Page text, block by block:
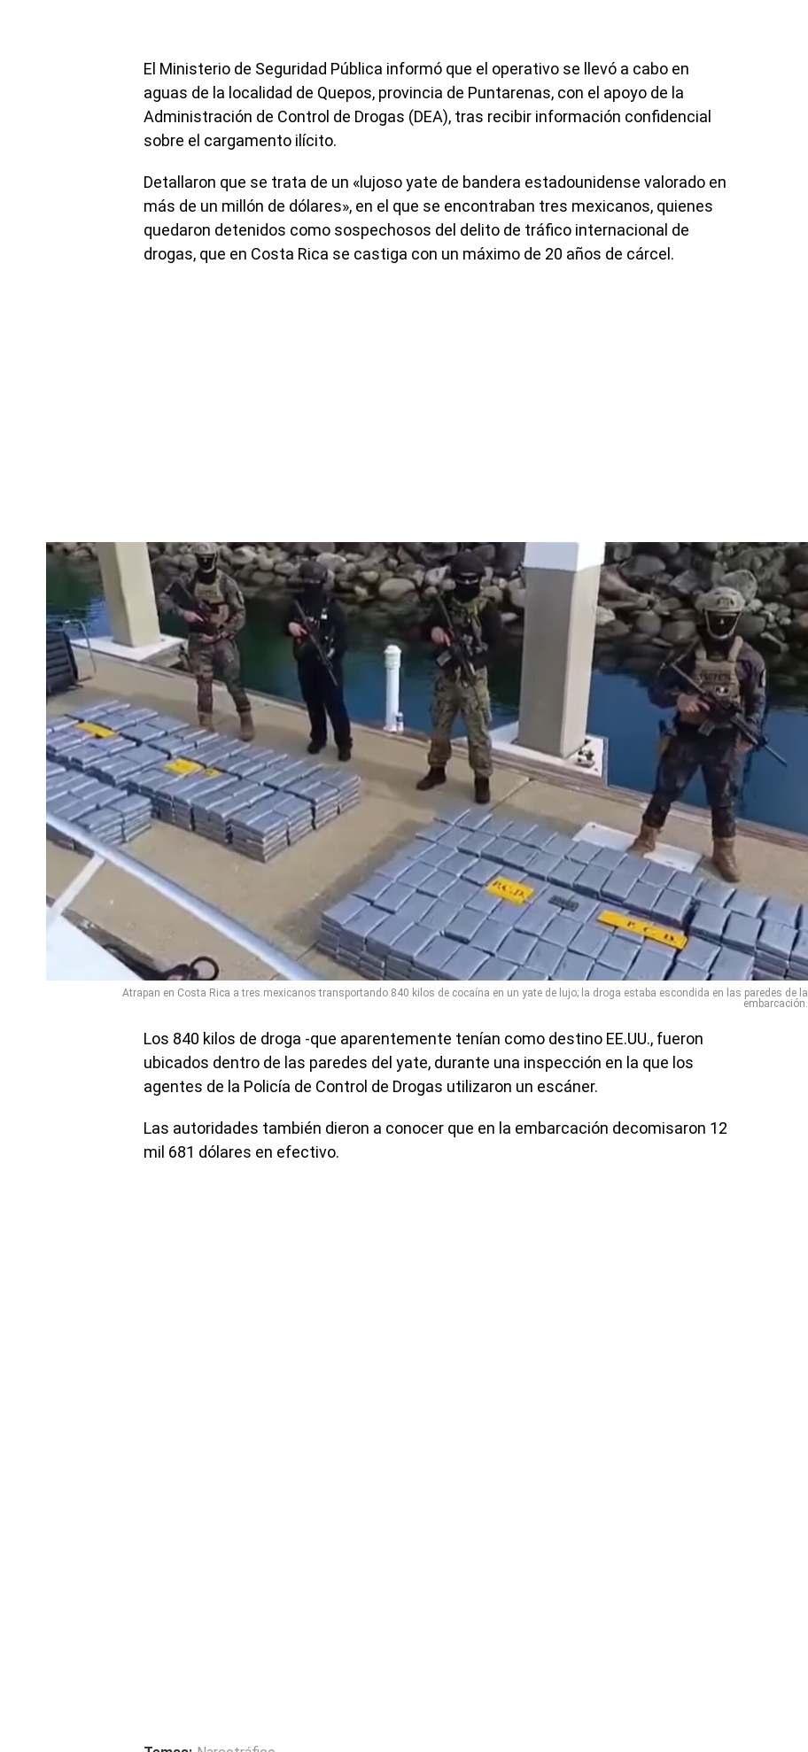
El Ministerio de Seguridad Pública informó que el operativo se llevó a cabo en
aguas de la localidad de Quepos, provincia de Puntarenas, con el apoyo de la
Administración de Control de Drogas (DEA), tras recibir información confidencial
sobre el cargamento ilícito.
Detallaron que se trata de un «lujoso yate de bandera estadounidense valorado en
más de un millón de dólares», en el que se encontraban tres mexicanos, quienes
quedaron detenidos como sospechosos del delito de tráfico internacional de
drogas, que en Costa Rica se castiga con un máximo de 20 años de cárcel.
Atrapan en Costa Rica a tres mexicanos transportando 840 kilos de cocaína en un yate de lujo; la droga estaba escondida en las paredes de la
embarcación.
Los 840 kilos de droga -que aparentemente tenían como destino EE.UU., fueron
ubicados dentro de las paredes del yate, durante una inspección en la que los
agentes de la Policía de Control de Drogas utilizaron un escáner.
Las autoridades también dieron a conocer que en la embarcación decomisaron 12
mil 681 dólares en efectivo.